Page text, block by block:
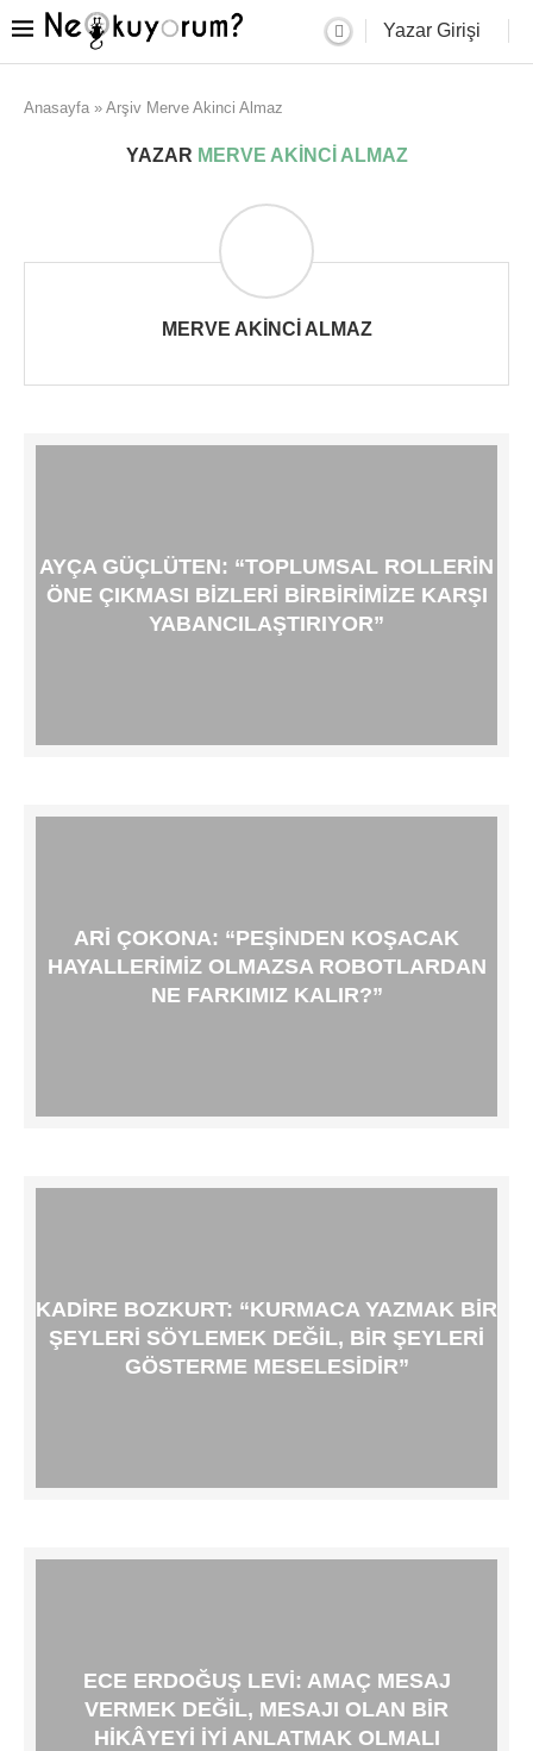
Yazar Girişi
Anasayfa » Arşiv Merve Akinci Almaz
YAZAR MERVE AKINCI ALMAZ
MERVE AKINCI ALMAZ
AYÇA GÜÇLÜTEN: “TOPLUMSAL ROLLERIN
ÖNE ÇIKMASI BIZLERI BIRBIRIMIZE KARŞI
YABANCILAŞTIRIYOR”
ARI ÇOKONA: “PEŞINDEN KOŞACAK
HAYALLERIMIZ OLMAZSA ROBOTLARDAN
NE FARKIMIZ KALIR?”
KADIRE BOZKURT: “KURMACA YAZMAK BIR
ŞEYLERI SÖYLEMEK DEĞIL, BIR ŞEYLERI
GÖSTERME MESELESIDIR”
ECE ERDOĞUŞ LEVI: AMAÇ MESAJ
VERMEK DEĞIL, MESAJI OLAN BIR
HIKÂYEYI IYI ANLATMAK OLMALI